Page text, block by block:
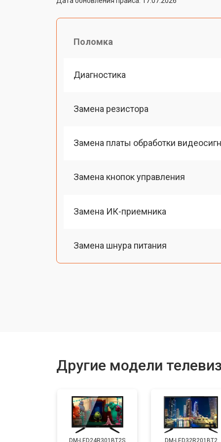
Поломка
Диагностика
Замена резистора
Замена платы обработки
Замена кнопок управления
Замена ИК-приемника
Замена шнура питания
Замена HDMI порта
Другие модели
DM-LED24R301BT2S DM-LED32R201BT2